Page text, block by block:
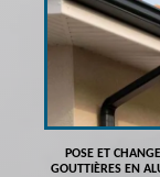
POSE ET
GOUTTIÈRES EN